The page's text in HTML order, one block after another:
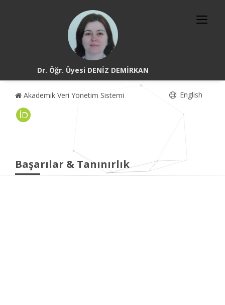
Dr. Öğr. Üyesi DENİZ DEMİRKAN
Akademik Veri Yönetim Sistemi English
Başarılar & Tanınırlık